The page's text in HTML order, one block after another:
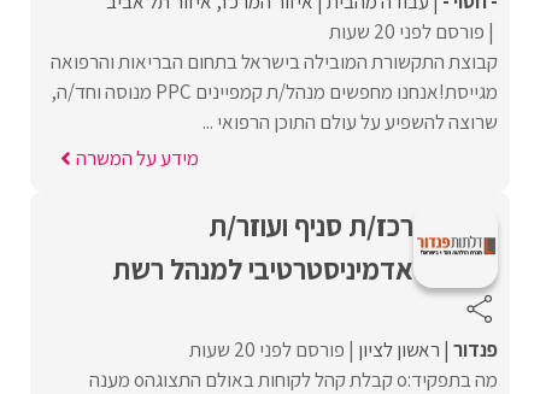
פורסם לפני 20 שעות
קבוצת התקשורת המובילה בישראל בתחום הבריאות והרפואה
מגייסת!אנחנו מחפשים מנהל/ת קמפיינים PPC מנוסה וחד/ה,
שרוצה להשפיע על עולם התוכן הרפואי ...
מידע על המשרה
רכז/ת סניף ועוזר/ת
אדמיניסטרטיבי למנהל רש‎ת
פנדור ראשון לציון פורסם לפני 20 שעות
מה בתפקיד:o קבלת קהל לקוחות באולם התצוגהo מענה